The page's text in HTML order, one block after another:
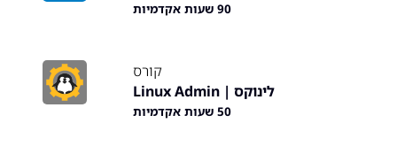
90 שעות אקדמיות
קורס
לינוקס | Linux Admin
50 שעות אקדמיות